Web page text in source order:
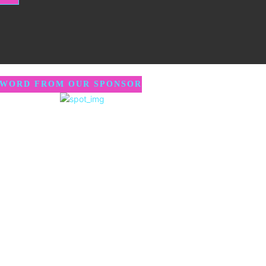
FROM OUR SPONSOR